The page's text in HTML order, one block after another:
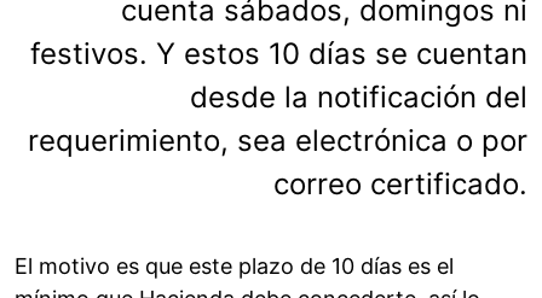
cuenta sábados, domingos ni
festivos. Y estos 10 días se cuentan
desde la notificación del
requerimiento, sea electrónica o por
correo certificado.
El motivo es que este plazo de 10 días es el